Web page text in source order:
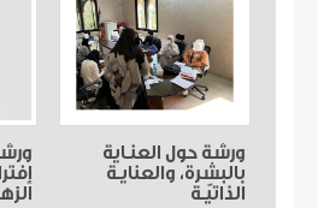
ورشة حول العنـاية
بالبشرة، والعنايـة
الذاتيّـة